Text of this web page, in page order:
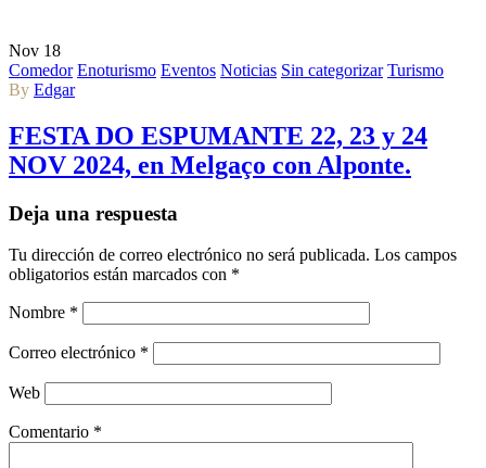
Nov 18
Comedor Enoturismo Eventos Noticias Sin categorizar Turismo
By Edgar
FESTA DO ESPUMANTE 22, 23 y 24
NOV 2024, en Melgaço con Alponte.
Deja una respuesta
Tu dirección de correo electrónico no será publicada. Los campos
obligatorios están marcados con *
Nombre *
Correo electrónico *
Web
Comentario *